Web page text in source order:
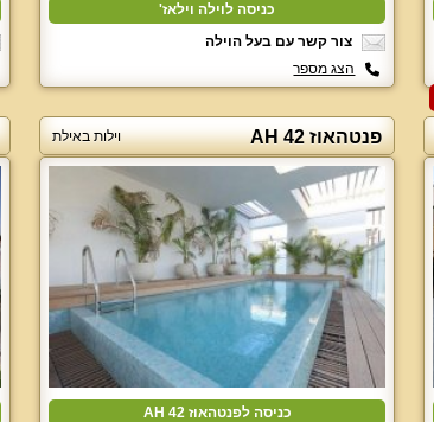
כניסה לוילה וילאז'
צור קשר עם בעל הוילה
הצג מספר
פנטהאוז AH 42 וילות באילת
כניסה לפנטהאוז AH 42